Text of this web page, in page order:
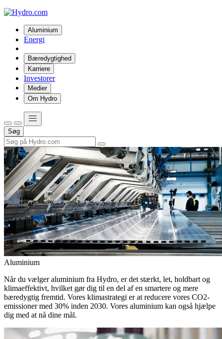
Aluminium
Energi
Bæredygtighed
Karriere
Investorer
Medier
Om Hydro
Søg
Aluminium
Når du vælger aluminium fra Hydro, er det stærkt, let, holdbart og
klimaeffektivt, hvilket gør dig til en del af en smartere og mere
bæredygtig fremtid. Vores klimastrategi er at reducere vores CO2-
emissioner med 30% inden 2030. Vores aluminium kan også hjælpe
dig med at nå dine mål.